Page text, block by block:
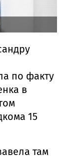
по факту
в
15
там